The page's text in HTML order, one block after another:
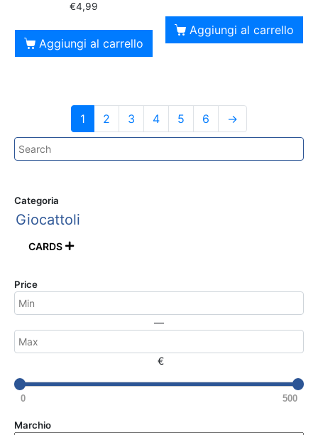
€4,99
Aggiungi al carrello
Aggiungi al carrello
1 2 3 4 5 6 →
Categoria
Giocattoli
CARDS 
Price
—
€
0 500
Marchio